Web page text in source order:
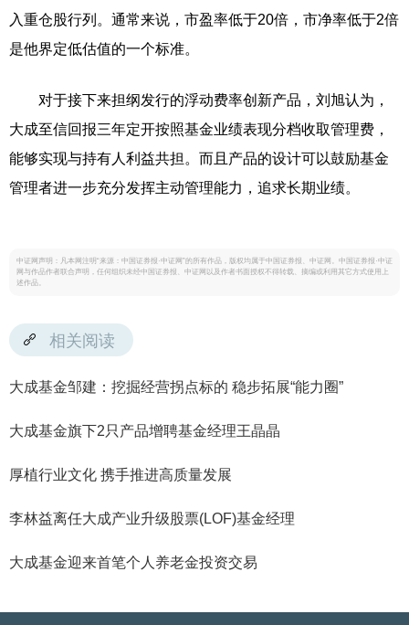
入重仓股行列。通常来说，市盈率低于20倍，市净率低于2倍
是他界定低估值的一个标准。
对于接下来担纲发行的浮动费率创新产品，刘旭认为，
大成至信回报三年定开按照基金业绩表现分档收取管理费，
能够实现与持有人利益共担。而且产品的设计可以鼓励基金
管理者进一步充分发挥主动管理能力，追求长期业绩。
中证网声明：凡本网注明“来源：中国证券报·中证网”的所有作品，版权均属于中国证券报、中证网。中国证券报·中证
网与作品作者联合声明，任何组织未经中国证券报、中证网以及作者书面授权不得转载、摘编或利用其它方式使用上
述作品。
相关阅读
大成基金邹建：挖掘经营拐点标的 稳步拓展“能力圈”
大成基金旗下2只产品增聘基金经理王晶晶
厚植行业文化 携手推进高质量发展
李林益离任大成产业升级股票(LOF)基金经理
大成基金迎来首笔个人养老金投资交易